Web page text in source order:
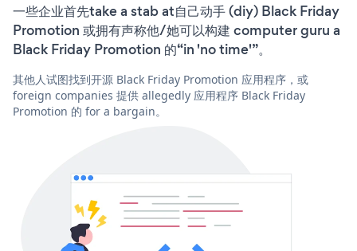
一些企业首先take a stab at自己动手 (diy) Black Friday
Promotion 或拥有声称他/她可以构建 computer guru a
Black Friday Promotion 的“in 'no time'”。
其他人试图找到开源 Black Friday Promotion 应用程序，或
foreign companies 提供 allegedly 应用程序 Black Friday
Promotion 的 for a bargain。